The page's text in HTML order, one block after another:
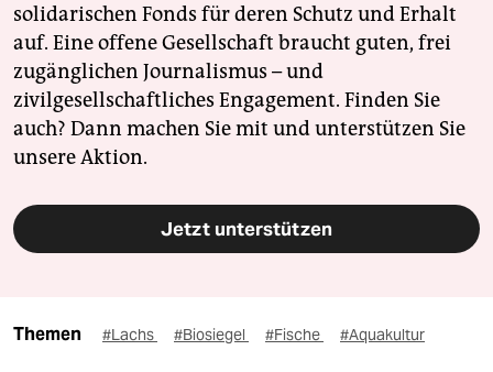
solidarischen Fonds für deren Schutz und Erhalt
auf. Eine offene Gesellschaft braucht guten, frei
zugänglichen Journalismus – und
zivilgesellschaftliches Engagement. Finden Sie
auch? Dann machen Sie mit und unterstützen Sie
unsere Aktion.
Jetzt unterstützen
Themen #Lachs #Biosiegel #Fische #Aquakultur